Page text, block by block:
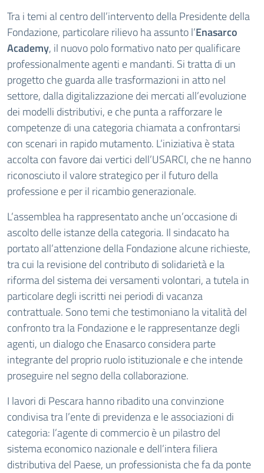
Tra i temi al centro dell’intervento della Presidente della
Fondazione, particolare rilievo ha assunto l’Enasarco
Academy, il nuovo polo formativo nato per qualificare
professionalmente agenti e mandanti. Si tratta di un
progetto che guarda alle trasformazioni in atto nel
settore, dalla digitalizzazione dei mercati all’evoluzione
dei modelli distributivi, e che punta a rafforzare le
competenze di una categoria chiamata a confrontarsi
con scenari in rapido mutamento. L’iniziativa è stata
accolta con favore dai vertici dell’USARCI, che ne hanno
riconosciuto il valore strategico per il futuro della
professione e per il ricambio generazionale.
L’assemblea ha rappresentato anche un’occasione di
ascolto delle istanze della categoria. Il sindacato ha
portato all’attenzione della Fondazione alcune richieste,
tra cui la revisione del contributo di solidarietà e la
riforma del sistema dei versamenti volontari, a tutela in
particolare degli iscritti nei periodi di vacanza
contrattuale. Sono temi che testimoniano la vitalità del
confronto tra la Fondazione e le rappresentanze degli
agenti, un dialogo che Enasarco considera parte
integrante del proprio ruolo istituzionale e che intende
proseguire nel segno della collaborazione.
I lavori di Pescara hanno ribadito una convinzione
condivisa tra l’ente di previdenza e le associazioni di
categoria: l’agente di commercio è un pilastro del
sistema economico nazionale e dell’intera filiera
distributiva del Paese, un professionista che fa da ponte